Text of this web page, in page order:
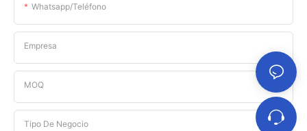
Whatsapp/teléfono
Empresa
MOQ
Tipo De Negocio